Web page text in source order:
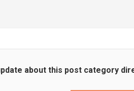
about this post category